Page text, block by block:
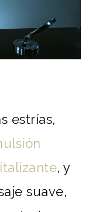
estrías,
, y
suave,